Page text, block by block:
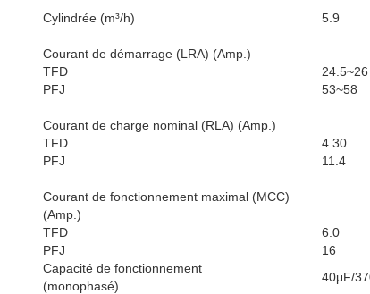
Cylindrée (m³/h) 5.9
Courant de démarrage (LRA) (Amp.)
TFD
24.5~26
PFJ
53~58
Courant de charge nominal (RLA) (Amp.)
TFD
4.30
PFJ
11.4
Courant de fonctionnement maximal (MCC)
(Amp.)
TFD
6.0
PFJ
16
Capacité de fonctionnement
(monophasé)
40μF/